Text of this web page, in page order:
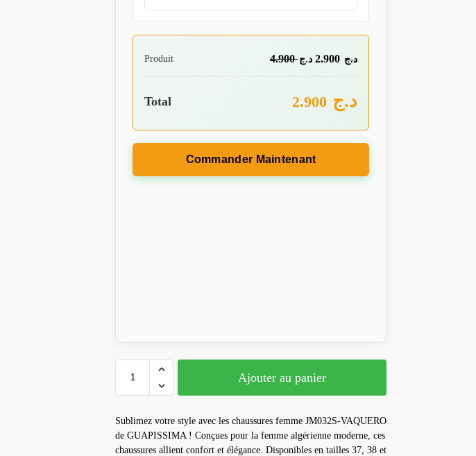
Produit 4.900 د.ج 2.900 د.ج
Total 2.900 د.ج
Commander Maintenant
Ajouter au panier
Sublimez votre style avec les chaussures femme JM032S-VAQUERO
de GUAPISSIMA ! Conçues pour la femme algérienne moderne, ces
chaussures allient confort et élégance. Disponibles en tailles 37, 38 et